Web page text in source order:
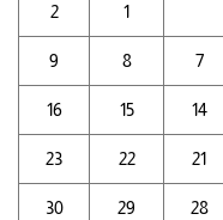
1
2
7
8
9
14
15
16
21
22
23
28
29
30